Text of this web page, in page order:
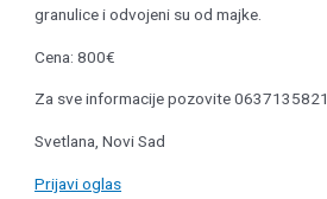
granulice i odvojeni su od majke.
Cena: 800€
Za sve informacije pozovite 0637135821
Svetlana, Novi Sad
Prijavi oglas